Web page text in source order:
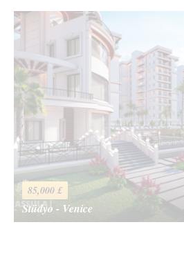
Ваше имя*
Ваш Email
Ваше сообщение*
85,000 £
Stüdyo - Venice